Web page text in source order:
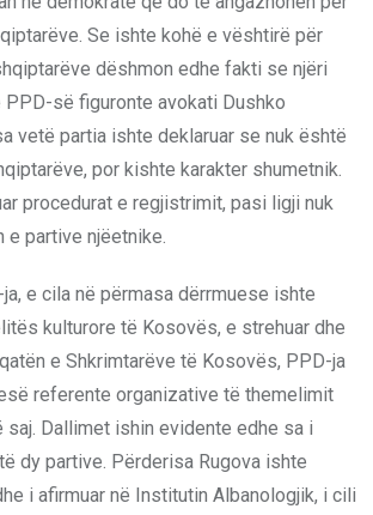
Se ishte kohë e vështirë për
dëshmon edhe fakti se njëri
së figuronte avokati Dushko
vetë partia ishte deklaruar se nuk është
por kishte karakter shumetnik.
procedurat e regjistrimit, pasi ligji nuk
e partive njëetnike.
e cila në përmasa dërrmuese ishte
kulturore të Kosovës, e strehuar dhe
e Shkrimtarëve të Kosovës, PPD-ja
referente organizative të themelimit
Dallimet ishin evidente edhe sa i
dy partive. Përderisa Rugova ishte
i afirmuar në Institutin Albanologjik, i cili